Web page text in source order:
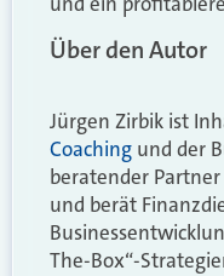
Über den Autor
Jürgen Zirbik ist
Coaching und der
beratender
und berät
The-Box“-